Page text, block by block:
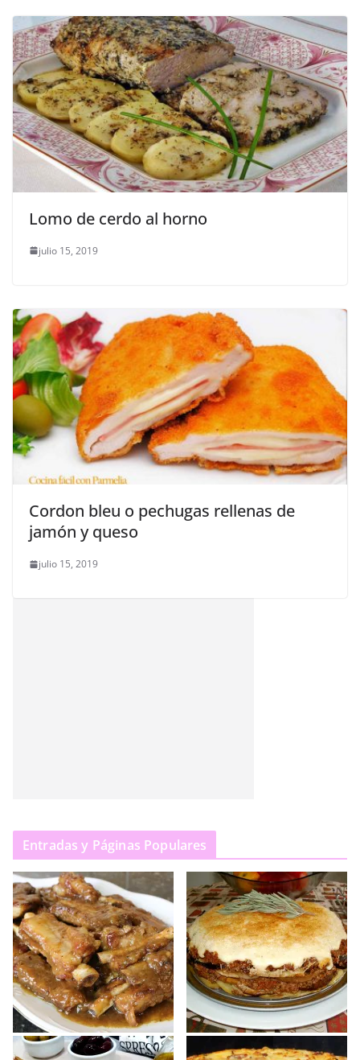
Lomo de cerdo al horno
julio 15, 2019
Cordon bleu o pechugas rellenas de
jamón y queso
julio 15, 2019
Entradas y Páginas Populares